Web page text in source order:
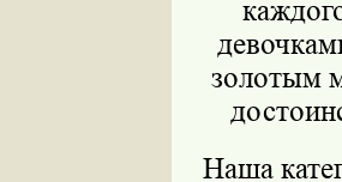
золотым
Наша